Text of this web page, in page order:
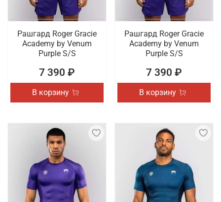
Рашгард Roger Gracie
Academy by Venum
Purple S/S
7 390 ₽
В корзину
Рашгард Roger Gracie
Academy by Venum
Purple S/S
7 390 ₽
В корзину